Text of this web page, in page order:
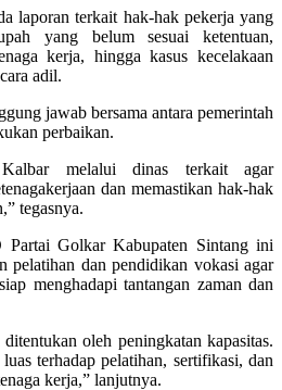
laporan terkait hak-hak pekerja yang
yang belum sesuai ketentuan,
kerja, hingga kasus kecelakaan
adil.
jawab bersama antara pemerintah
perbaikan.
melalui dinas terkait agar
dan memastikan hak-hak
tegasnya.
Golkar Kabupaten Sintang ini
pelatihan dan pendidikan vokasi agar
menghadapi tantangan zaman dan
oleh peningkatan kapasitas.
terhadap pelatihan, sertifikasi, dan
kerja,” lanjutnya.